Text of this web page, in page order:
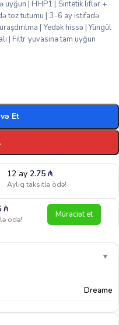
uyğun | HHP1 | Sintetik liflər +
toz tutumu | 3-6 ay istifadə
| Yedək hissə | Yüngül
| Filtr yuvasına tam uyğun
Et
12 ay 2.75 ₼
Aylıq taksitlə ödə!
₼
ödə! Müraciət et
▼
Dreame